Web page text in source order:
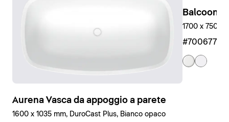
Aurena Vasca da appoggio a parete
1600 x 1035 mm, DuroCast Plus, Bianco opaco
Balcoon
1700 x 750